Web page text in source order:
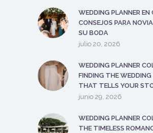
WEDDING PLANNER EN
CONSEJOS PARA
SU BODA
julio 20, 2026
WEDDING PLANNER
FINDING THE WEDDING
THAT TELLS YOUR
junio 29, 2026
WEDDING PLANNER
THE TIMELESS